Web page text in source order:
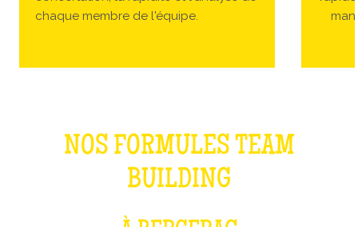
chaque membre de l'équipe.
NOS FORMULES TEAM
BUILDING